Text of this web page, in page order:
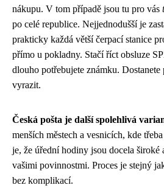
nákupu. V tom případě jsou tu pro vás
po celé republice. Nejjednodušší je
prakticky každá větší čerpací stanice
přímo u pokladny. Stačí říct obsluze
dlouho potřebujete známku. Dostanete
vyrazit.
Česká pošta je další spolehlivá
menších městech a vesnicích, kde
je, že úřední hodiny jsou docela široké
vašimi povinnostmi. Proces je stejný
bez komplikací.